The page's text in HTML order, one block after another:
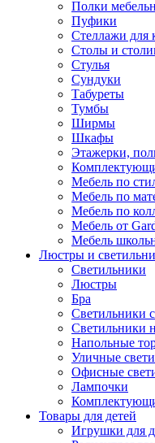
Полки
Пуфики
Стеллажи для
Столы и
Стулья
Сундуки
Табуреты
Тумбы
Ширмы
Шкафы
Этажерки,
Мебель по
Мебель по
Мебель по
Мебель от
Мебель
Люстры и
Светильники
Люстры
Бра
Светильники
Светильники
Напольные
Уличные
Офисные
Лампочки
Товары для детей
Игрушки для